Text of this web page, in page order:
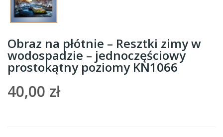
Obraz na płótnie – Resztki zimy w
wodospadzie – jednoczęściowy
prostokątny poziomy KN1066
40,00 zł